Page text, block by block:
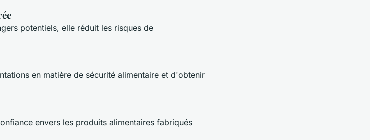
potentiels, elle réduit les risques de
en matière de sécurité alimentaire et d'obtenir
envers les produits alimentaires fabriqués